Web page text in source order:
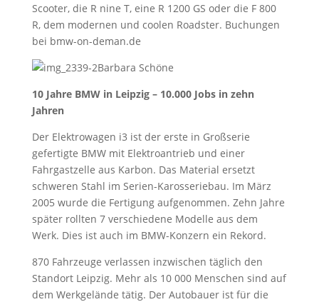
Scooter, die R nine T, eine R 1200 GS oder die F 800
R, dem modernen und coolen Roadster. Buchungen
bei bmw-on-deman.de
Barbara Schöne
10 Jahre BMW in Leipzig – 10.000 Jobs in zehn
Jahren
Der Elektrowagen i3 ist der erste in Großserie
gefertigte BMW mit Elektroantrieb und einer
Fahrgastzelle aus Karbon. Das Material ersetzt
schweren Stahl im Serien-Karosseriebau. Im März
2005 wurde die Fertigung aufgenommen. Zehn Jahre
später rollten 7 verschiedene Modelle aus dem
Werk. Dies ist auch im BMW-Konzern ein Rekord.
870 Fahrzeuge verlassen inzwischen täglich den
Standort Leipzig. Mehr als 10 000 Menschen sind auf
dem Werkgelände tätig. Der Autobauer ist für die